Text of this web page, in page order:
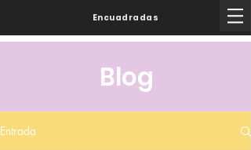
Encuadradas
Blog
Entrada